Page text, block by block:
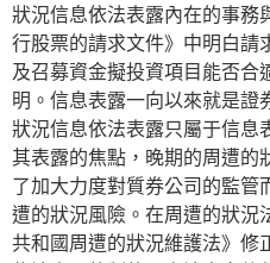
狀況信息依法表露內在的事務
行股票的請求文件》中明白請
及召募資金擬投資項目能否合
明。信息表露一向以來就是證
狀況信息依法表露只屬于信息
其表露的焦點，晚期的周遭的
了加大力度對質券公司的監管
遭的狀況風險。在周遭的狀況
共和國周遭的狀況維護法》修